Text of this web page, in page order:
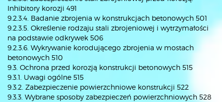
Inhibitory korozji 491
9.2.3.4. Badanie zbrojenia w konstrukcjach betonowych 501
9.2.3.5. Określenie rodzaju stali zbrojeniowej i wytrzymałości
na podstawie odkrywek 506
9.2.3.6. Wykrywanie korodującego zbrojenia w mostach
betonowych 510
9.3. Ochrona przed korozją konstrukcji betonowych 515
9.3.1. Uwagi ogólne 515
9.3.2. Zabezpieczenie powierzchniowe konstrukcji 522
9.3.3. Wybrane sposoby zabezpieczeń powierzchniowych 528